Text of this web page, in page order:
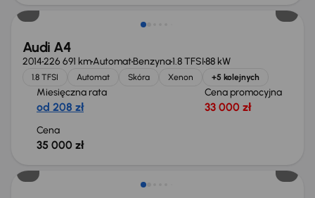
Audi A4
2014226 691 kmAutomatBenzyna1.8 TFSI88 kW
1.8 TFSI Automat Skóra Xenon +5 kolejnych
Miesięczna rata
od 208 zł
Cena promocyjna
33 000 zł
Cena
35 000 zł
Taniej o 2 000 zł